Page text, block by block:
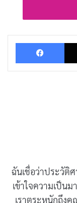
หลังจากนั้นทางกูเ
กูเกิล ดีปไมด์ รวม
ถูกจัดอันดับให้เป็
สหรัฐอเมริกาโดย
บริษัทคือ Don’t
วิพากษ์วิจารณ์ใน
ลิขสิทธิ์ และการเ
7
ตั้
ฉันเชื่อว่าประวัติ
เข้าใจความเป็น
เราตระหนักถึง